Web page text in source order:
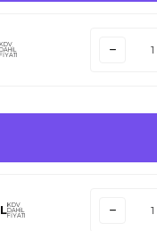
KDV
DAHİL
KDV
DAHİL
FİYATI